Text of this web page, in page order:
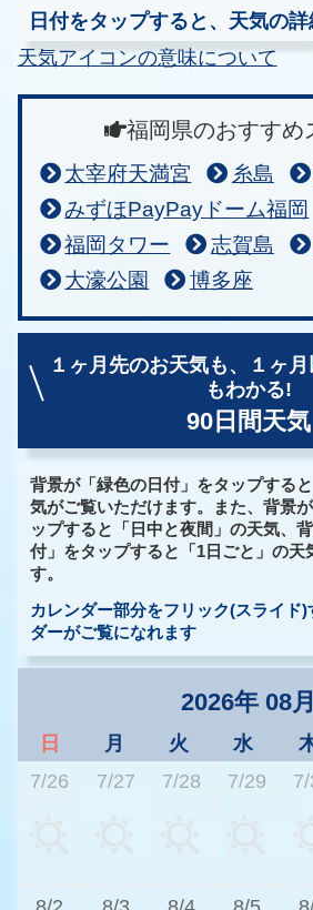
日付をタップすると、天気の
天気アイコンの意味について
福岡県のおすすめ
太宰府天満宮 糸島
みずほPayPayドーム福岡
福岡タワー
志賀島
大濠公園
博多座
１ヶ月先のお天気も、
１ヶ
もわかる!
90日間天気
背景が「緑色の日付」をタップする
気がご覧いただけます。また、背景
ップすると「日中と夜間」の天気、
付」をタップすると「1日ごと」の天
す。
カレンダー部分をフリック(スライド
ダーがご覧になれます
2026年 08月
日 月 火 水
7/26
7/27 7/28 7/29